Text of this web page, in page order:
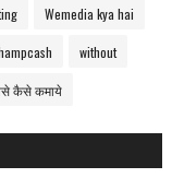
Wemedia kya hai
without
कैसे कमाये